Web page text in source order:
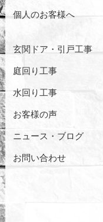
個人のお客様へ
玄関ドア・引戸工事
庭回り工事
水回り工事
お客様の声
ニュース・ブログ
お問い合わせ